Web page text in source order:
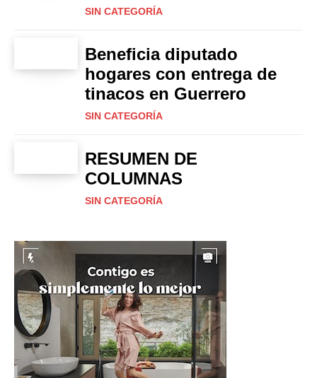
SIN CATEGORÍA
Beneficia diputado
hogares con entrega de
tinacos en Guerrero
SIN CATEGORÍA
RESUMEN DE
COLUMNAS
SIN CATEGORÍA